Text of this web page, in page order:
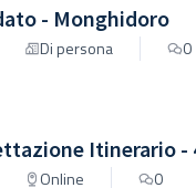
- Monghidoro
Di persona 0
Itinerario -
Online 0